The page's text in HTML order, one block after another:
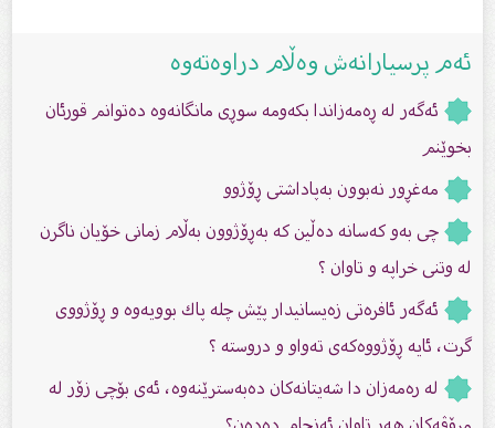
ئەم پرسیارانەش وەڵام دراوەتەوە
ئەگەر لە ڕەمەزاندا بكەومە سوڕى مانگانەوە دەتوانم قورئان
بخوێنم
مەغڕور نەبوون بەپاداشتی ڕۆژوو
چی بەو کەسانە دەڵین کە بەڕۆژوون بەڵام زمانى خۆیان ناگرن
لە وتنى خراپە و تاوان ؟
ئەگەر ئافرەتی زەیسانیدار پێش چلە پاك بوویەوە و ڕۆژووی
گرت، ئایە ڕۆژووەكەی تەواو و دروستە ؟
لە رەمەزان دا شەیتانەكان دەبەسترێنەوە، ئەی بۆچی زۆر لە